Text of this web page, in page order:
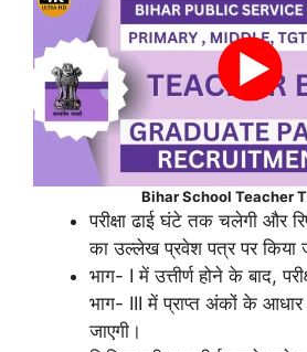
Bihar School Teacher
परीक्षा ढाई घंटे तक चलेगी और
का उल्लेख प्रवेश पत्र पर किया
भाग- I में उत्तीर्ण होने के बाद,
भाग- III में प्राप्त अंकों के आधार
जाएगी।